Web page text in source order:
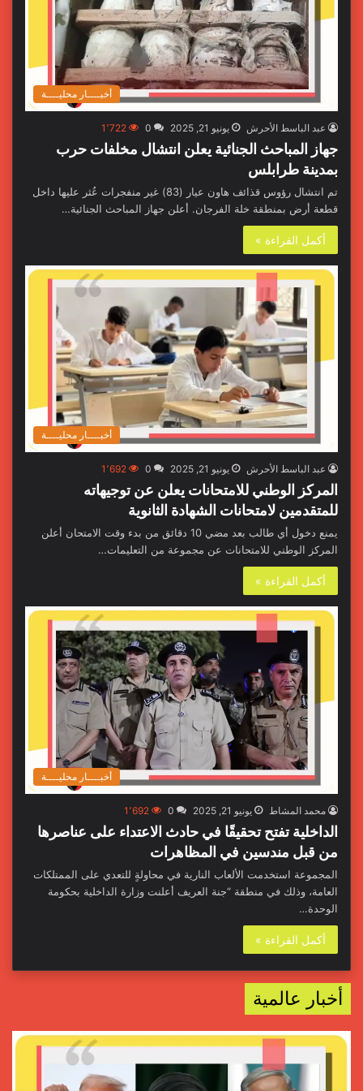
أخبــــار محليــــة
عبد الباسط الأحرش يونيو 21, 2025 0 1٬722
جهاز المباحث الجنائية يعلن انتشال مخلفات حرب
بمدينة طرابلس
تم انتشال رؤوس قذائف هاون عيار (83) غير منفجرات عُثر عليها داخل
قطعة أرض بمنطقة خلة الفرجان. أعلن جهاز المباحث الجنائية…
أكمل القراءة »
أخبــــار محليــــة
عبد الباسط الأحرش يونيو 21, 2025 0 1٬692
المركز الوطني للامتحانات يعلن عن توجيهاته
للمتقدمين لامتحانات الشهادة الثانوية
يمنع دخول أي طالب بعد مضي 10 دقائق من بدء وقت الامتحان أعلن
المركز الوطني للامتحانات عن مجموعة من التعليمات…
أكمل القراءة »
أخبــــار محليــــة
محمد المشاط يونيو 21, 2025 0 1٬692
الداخلية تفتح تحقيقًا في حادث الاعتداء على عناصرها
من قبل مندسين في المظاهرات
المجموعة استخدمت الألعاب النارية في محاولةٍ للتعدي على الممتلكات
العامة، وذلك في منطقة “جنة العريف أعلنت وزارة الداخلية بحكومة
الوحدة…
أكمل القراءة »
أخبار عالمية